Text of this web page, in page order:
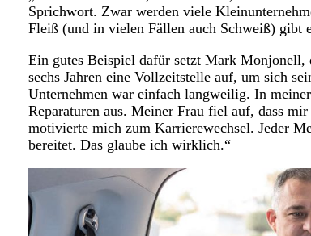
Sprichwort. Zwar werden viele
Fleiß (und in vielen Fällen auch Schweiß) gibt
Ein gutes Beispiel dafür setzt Mark
sechs Jahren eine Vollzeitstelle auf, um sich
Unternehmen war einfach langweilig. In
Reparaturen aus. Meiner Frau fiel auf, dass
motivierte mich zum Karrierewechsel. Jeder
bereitet. Das glaube ich wirklich.“